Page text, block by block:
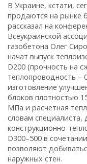
В Украине, кстати,
продаются на рынке
рассказал на
Всеукраинской
газобетона Олег
начат выпуск
D200 (прочность на
теплопроводность –
изготовление
блоков плотностью
МПа и расчетная
словам специалиста,
конструкционно-
D300–500 в
позволяют
наружных стен.